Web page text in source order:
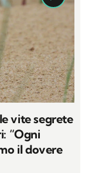
vite segrete
“Ogni
il dovere